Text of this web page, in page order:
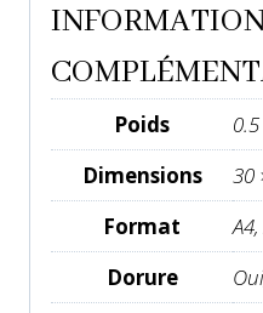
Poids
Dimensions
30
Format
Dorure